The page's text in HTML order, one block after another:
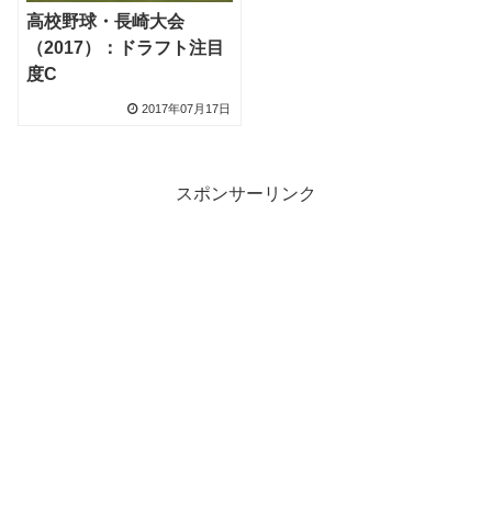
高校野球・長崎大会
（2017）：ドラフト注目
度C
2017年07月17日
スポンサーリンク